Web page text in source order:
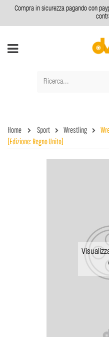
Compra in sicurezza pagando con
Home Sport Wrestling
[Edizione: Regno Unito]